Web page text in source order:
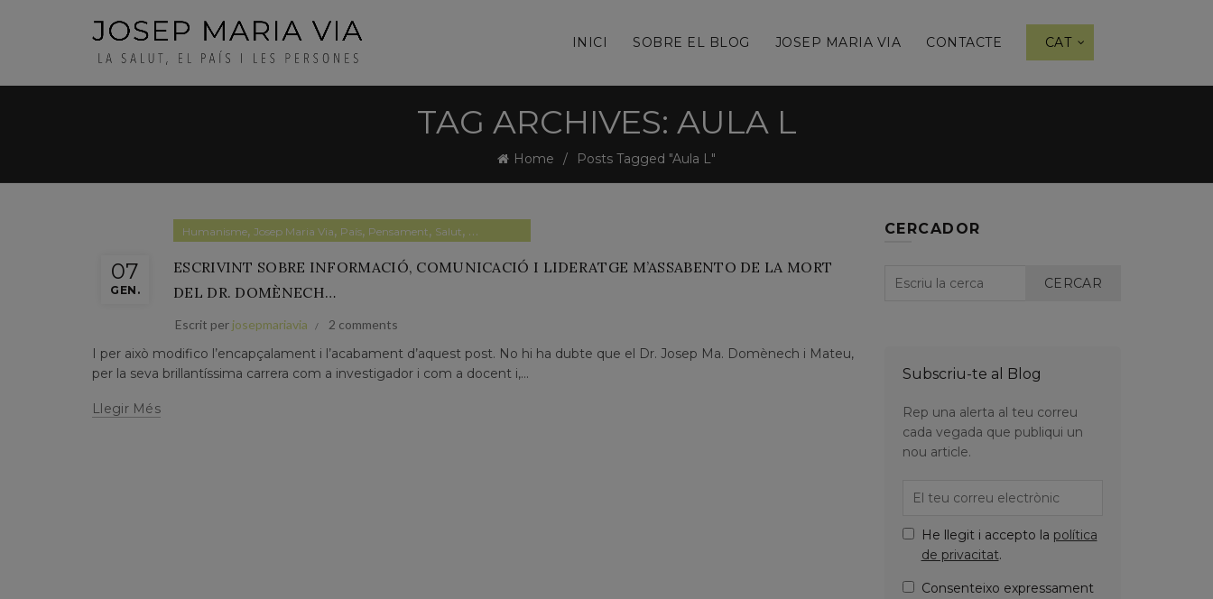
INICI SOBRE EL BLOG JOSEP MARIA VIA CONTACTE CAT
TAG ARCHIVES: AULA L
Home Posts Tagged "Aula L"
07
GEN.
Humanisme, Josep Maria Via, País, Pensament, Salut, Sistema sanitari
ESCRIVINT SOBRE INFORMACIÓ, COMUNICACIÓ I LIDERATGE M’ASSABENTO DE LA MORT
DEL DR. DOMÈNECH…
Escrit per josepmariavia 2 comments
I per això modifico l’encapçalament i l’acabament d’aquest post. No hi ha dubte que el Dr. Josep Ma. Domènech i Mateu,
per la seva brillantíssima carrera com a investigador i com a docent i,...
Llegir Més
CERCADOR
CERCAR
Subscriu-te al Blog
Rep una alerta al teu correu
cada vegada que publiqui un
nou article.
He llegit i accepto la política
de privacitat.
Consenteixo expressament